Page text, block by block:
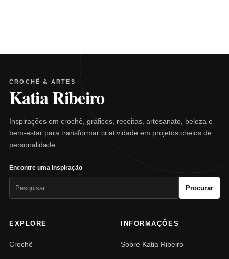
CROCHÊ & ARTES
Katia Ribeiro
Inspirações em crochê, gráficos, receitas, artesanato, beleza e
bem-estar para transformar criatividade em projetos cheios de
personalidade.
Encontre uma inspiração
Procurar
EXPLORE
Crochê
INFORMAÇÕES
Sobre Katia Ribeiro